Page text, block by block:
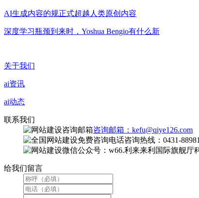
AI生成内容的规正式超越人类原创内容
深度学习瓶颈到来时，Yoshua Bengio有什么新
关于我们
ai资讯
ai动态
联系我们
咨询邮箱：kefu@qiye126.com
咨询热线：0431-
微信公众号：w66.利来来利国际旗舰厅
给我们留言